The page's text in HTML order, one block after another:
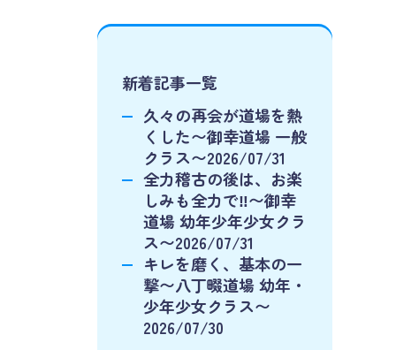
新着記事一覧
久々の再会が道場を熱
くした〜御幸道場 一般
クラス〜2026/07/31
全力稽古の後は、お楽
しみも全力で‼️〜御幸
道場 幼年少年少女クラ
ス〜2026/07/31
キレを磨く、基本の一
撃〜八丁畷道場 幼年・
少年少女クラス〜
2026/07/30